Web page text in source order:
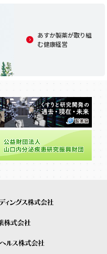
あすか製薬が取り組
む健康経営